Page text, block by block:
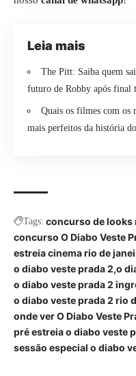
Leia mais
The Pitt: Saiba quem
futuro de Robby após final
Quais os filmes com os
mais perfeitos da história
Tags: concurso de looks
concurso O Diabo Veste
estreia cinema rio de
o diabo veste prada 2 o
o diabo veste prada 2
o diabo veste prada 2 rio
onde ver O Diabo Veste
pré estreia o diabo veste
sessão especial o diabo